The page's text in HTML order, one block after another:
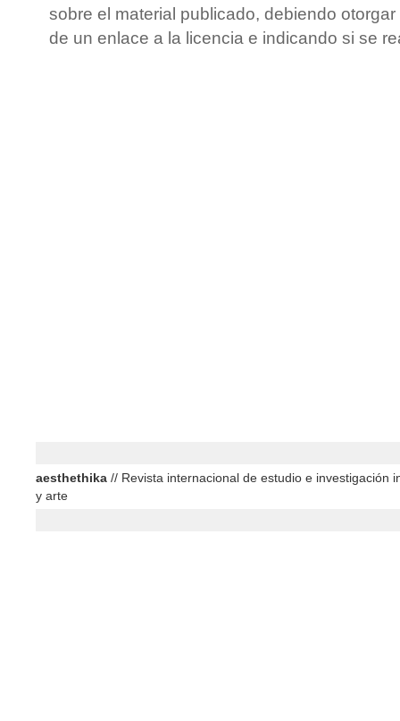
sobre el material publicado, debiendo
de un enlace a la licencia e indicando si se
aesthethika // Revista internacional de estudio e investigación
y arte